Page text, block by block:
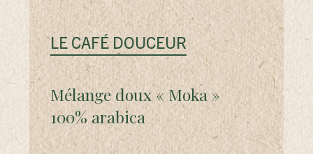
LE CAFÉ DOUCEUR
Mélange doux « Moka »
100% arabica